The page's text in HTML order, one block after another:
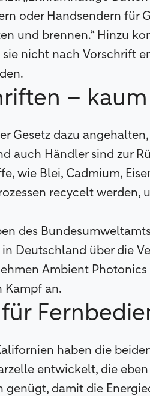
oder Handsendern für
und brennen.“ Hinzu
nicht nach Vorschrift
–
Gesetz dazu
auch Händler sind zur
wie Blei, Cadmium,
recycelt werden,
des
Deutschland über die
Ambient
Kampf an.
haben die
entwickelt, die
genügt, damit die